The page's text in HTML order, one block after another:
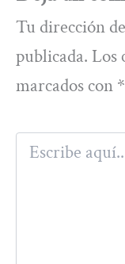
Tu dirección
publicada. Los
marcados con *
Escribe
aquí...